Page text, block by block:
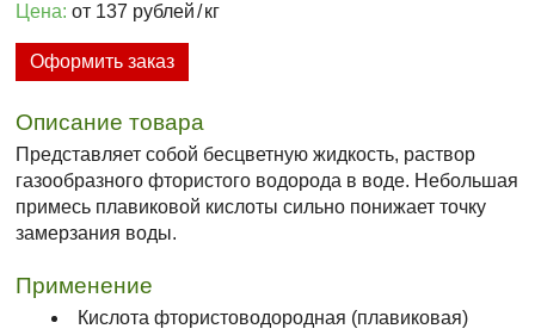
Цена: от 137 рублей /кг
Оформить заказ
Описание товара
Представляет собой бесцветную жидкость, раствор
газообразного фтористого водорода в воде. Небольшая
примесь плавиковой кислоты сильно понижает точку
замерзания воды.
Применение
Кислота фтористоводородная (плавиковая)